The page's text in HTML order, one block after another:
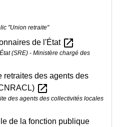
"Union retraite"
de l'État open_in_new
(SRE) - Ministère chargé des
retraites des agents des
open_in_new
des agents des collectivités locales
de la fonction publique